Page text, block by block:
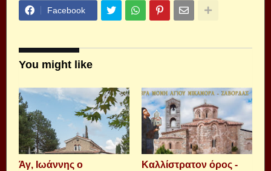
Facebook
You might like
Άγ, Ιωάννης ο
Καλλίστρατον όρος -